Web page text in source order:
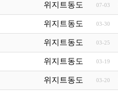
위지트동도 07-03
위지트동도 03-30
위지트동도 03-25
위지트동도 03-19
위지트동도 03-20